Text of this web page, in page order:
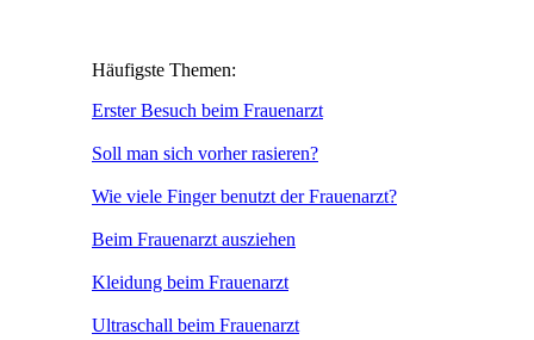
Häufigste Themen:
Erster Besuch beim Frauenarzt
Soll man sich vorher rasieren?
Wie viele Finger benutzt der Frauenarzt?
Beim Frauenarzt ausziehen
Kleidung beim Frauenarzt
Ultraschall beim Frauenarzt